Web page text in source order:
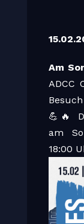
Am
ADCC
💪🔥
am
18:00